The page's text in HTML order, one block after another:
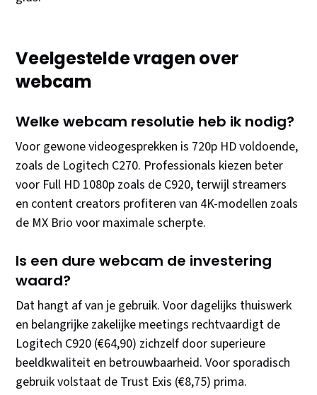
Veelgestelde vragen over
webcam
Welke webcam resolutie heb ik nodig?
Voor gewone videogesprekken is 720p HD voldoende,
zoals de Logitech C270. Professionals kiezen beter
voor Full HD 1080p zoals de C920, terwijl streamers
en content creators profiteren van 4K-modellen zoals
de MX Brio voor maximale scherpte.
Is een dure webcam de investering
waard?
Dat hangt af van je gebruik. Voor dagelijks thuiswerk
en belangrijke zakelijke meetings rechtvaardigt de
Logitech C920 (€64,90) zichzelf door superieure
beeldkwaliteit en betrouwbaarheid. Voor sporadisch
gebruik volstaat de Trust Exis (€8,75) prima.